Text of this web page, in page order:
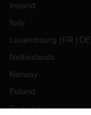
Ireland
Italy
Luxembourg (FR DE
Netherlands
Norway
Poland
Portugal